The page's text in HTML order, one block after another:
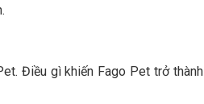
Điều gì khiến Fago Pet trở thành